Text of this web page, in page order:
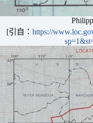
[引自：https://